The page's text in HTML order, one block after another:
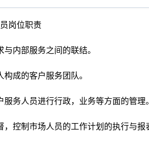
岗位职责
内部服务之间的联结。
成的客户服务团队。
务人员进行行政，业务等方面的管理。
，控制市场人员的工作计划的执行与报